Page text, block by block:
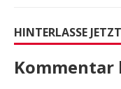
HINTERLASSE
Kommentar